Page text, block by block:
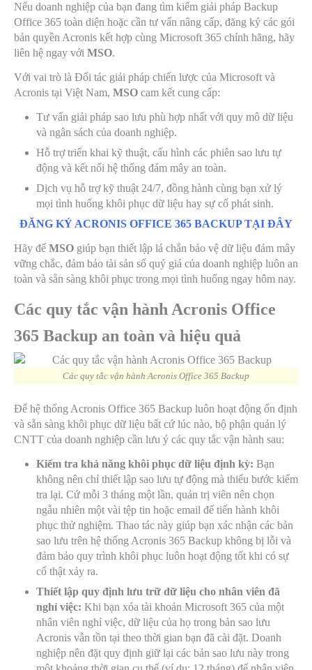
Nếu doanh nghiệp của bạn đang tìm kiếm giải pháp Backup
Office 365 toàn diện hoặc cần tư vấn nâng cấp, đăng ký các gói
bản quyền Acronis kết hợp cùng Microsoft 365 chính hãng, hãy
liên hệ ngay với MSO.
Với vai trò là Đối tác giải pháp chiến lược của Microsoft và
Acronis tại Việt Nam, MSO cam kết cung cấp:
Tư vấn giải pháp sao lưu phù hợp nhất với quy mô dữ liệu
và ngân sách của doanh nghiệp.
Hỗ trợ triển khai kỹ thuật, cấu hình các phiên sao lưu tự
động và kết nối hệ thống đám mây an toàn.
Dịch vụ hỗ trợ kỹ thuật 24/7, đồng hành cùng bạn xử lý
mọi tình huống khôi phục dữ liệu hay sự cố phát sinh.
ĐĂNG KÝ ACRONIS OFFICE 365 BACKUP TẠI ĐÂY
Hãy để MSO giúp bạn thiết lập lá chắn bảo vệ dữ liệu đám mây
vững chắc, đảm bảo tài sản số quý giá của doanh nghiệp luôn an
toàn và sẵn sàng khôi phục trong mọi tình huống ngay hôm nay.
Các quy tắc vận hành Acronis Office
365 Backup an toàn và hiệu quả
Các quy tắc vận hành Acronis Office 365 Backup
Để hệ thống Acronis Office 365 Backup luôn hoạt động ổn định
và sẵn sàng khôi phục dữ liệu bất cứ lúc nào, bộ phận quản lý
CNTT của doanh nghiệp cần lưu ý các quy tắc vận hành sau:
Kiểm tra khả năng khôi phục dữ liệu định kỳ: Bạn
không nên chỉ thiết lập sao lưu tự động mà thiếu bước kiểm
tra lại. Cứ mỗi 3 tháng một lần, quản trị viên nên chọn
ngẫu nhiên một vài tệp tin hoặc email để tiến hành khôi
phục thử nghiệm. Thao tác này giúp bạn xác nhận các bản
sao lưu trên hệ thống Acronis 365 Backup không bị lỗi và
đảm bảo quy trình khôi phục luôn hoạt động tốt khi có sự
cố thật xảy ra.
Thiết lập quy định lưu trữ dữ liệu cho nhân viên đã
nghỉ việc: Khi bạn xóa tài khoản Microsoft 365 của một
nhân viên nghỉ việc, dữ liệu của họ trong bản sao lưu
Acronis vẫn tồn tại theo thời gian bạn đã cài đặt. Doanh
nghiệp nên đặt quy định giữ lại các bản sao lưu này trong